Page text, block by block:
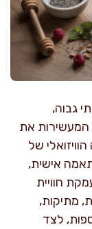
גבוה,
המעשירות את
של
אישית,
חוויית
מתיקות,
לצד